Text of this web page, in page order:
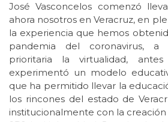
José Vasconcelos comenzó
ahora nosotros en Veracruz, en
la experiencia que hemos
pandemia del coronavirus,
prioritaria la virtualidad,
experimentó un modelo
que ha permitido llevar la
los rincones del estado de
institucionalmente con la